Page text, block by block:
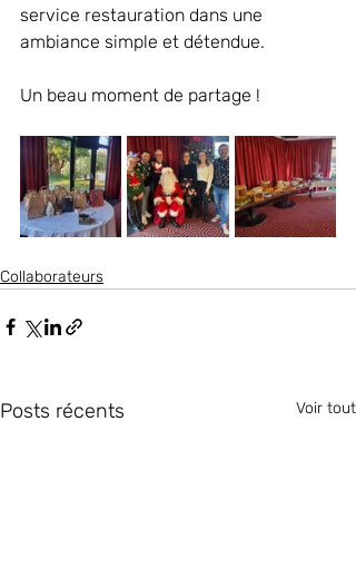
service restauration dans une
ambiance simple et détendue.
Un beau moment de partage !
Collaborateurs
Posts récents Voir tout